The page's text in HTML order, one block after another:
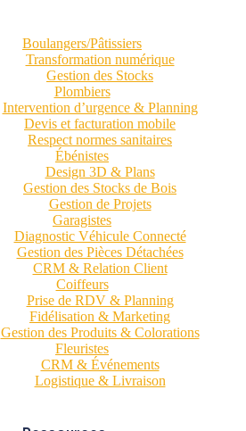
Boulangers/Pâtissiers
Transformation numérique
Gestion des Stocks
Plombiers
Intervention d’urgence & Planning
Devis et facturation mobile
Respect normes sanitaires
Ébénistes
Design 3D & Plans
Gestion des Stocks de Bois
Gestion de Projets
Garagistes
Diagnostic Véhicule Connecté
Gestion des Pièces Détachées
CRM & Relation Client
Coiffeurs
Prise de RDV & Planning
Fidélisation & Marketing
Gestion des Produits & Colorations
Fleuristes
CRM & Événements
Logistique & Livraison